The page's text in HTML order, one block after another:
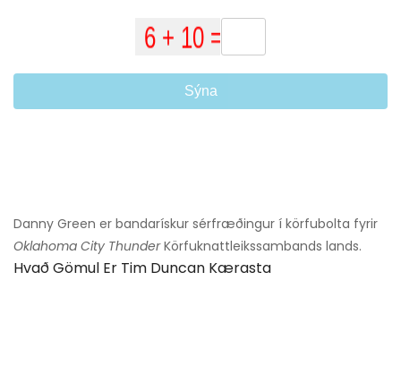
Sýna
Danny Green er bandarískur sérfræðingur í körfubolta fyrir
Oklahoma City ThunderKörfuknattleikssambands lands.
Hvað Gömul Er Tim Duncan Kærasta